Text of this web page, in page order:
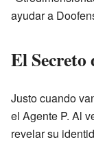
ayudar a
El Secreto
Justo cuando
el Agente P. Al
revelar su